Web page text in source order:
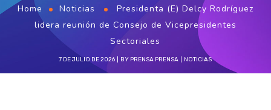
Home Noticias
Presidenta (E) Delcy Rodríguez
lidera reunión de Consejo de Vicepresidentes
Sectoriales
7 DE JULIO DE 2026 BY PRENSA PRENSA NOTICIAS